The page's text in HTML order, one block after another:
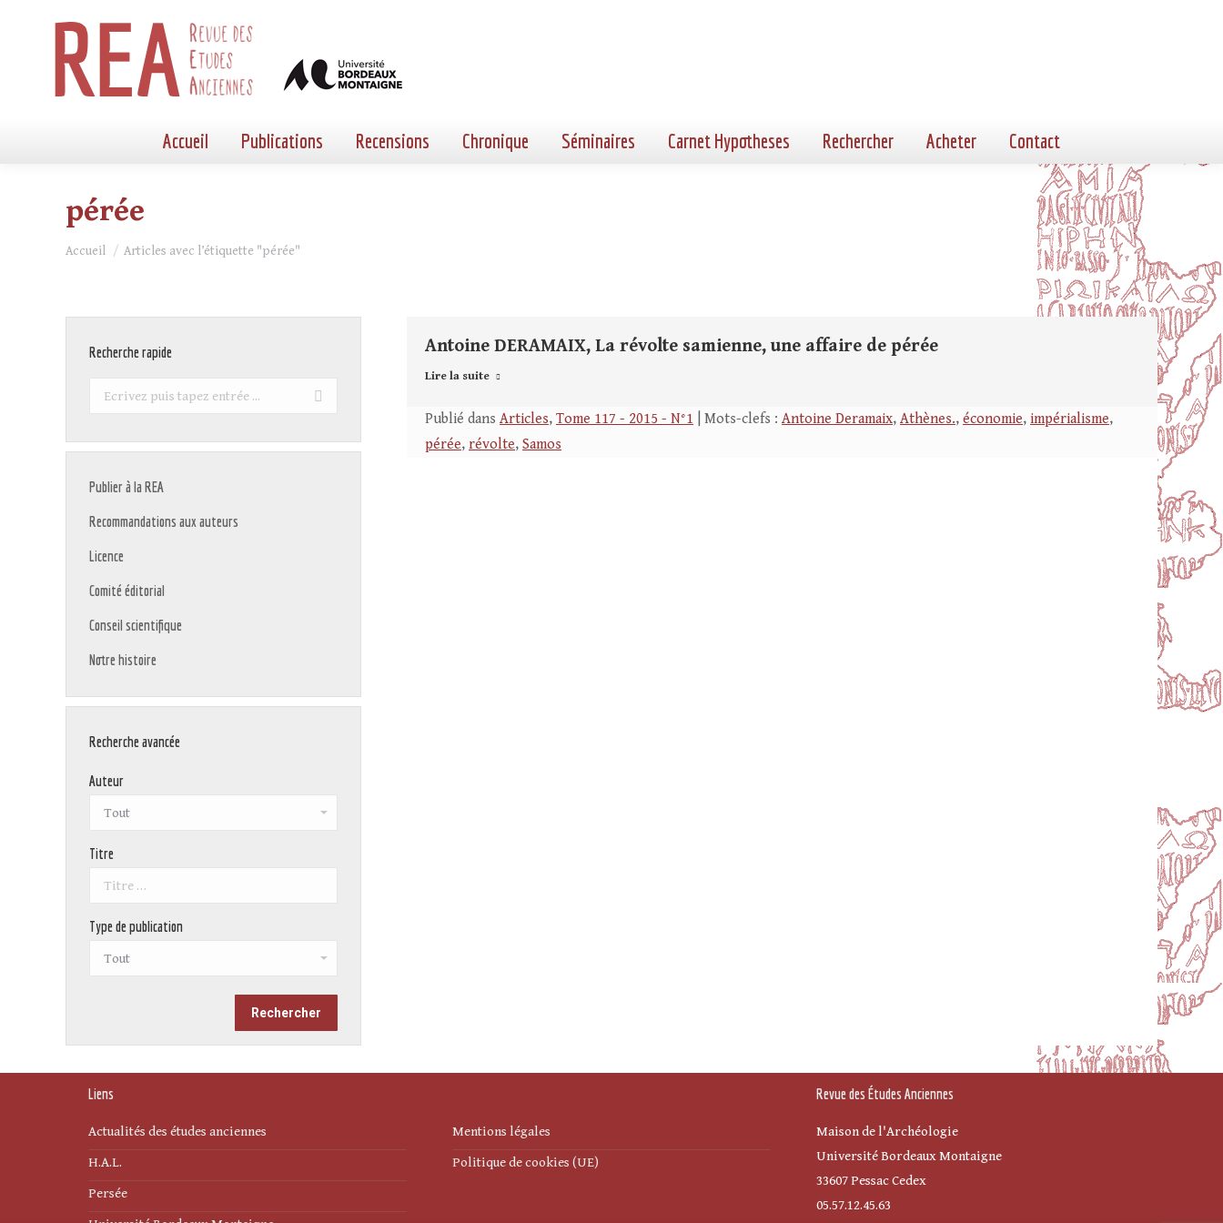
Accueil Publications Recensions Chronique Séminaires Carnet Hypotheses Rechercher Acheter Contact
pérée
Vous êtes ici :
Accueil Articles avec l’étiquette "pérée"
Antoine DERAMAIX, La révolte samienne, une affaire de pérée
Lire la suite
Publié dans Articles, Tome 117 - 2015 - N°1 | Mots-clefs : Antoine Deramaix, Athènes., économie, impérialisme,
pérée, révolte, Samos
Recherche rapide
Recherche
Publier à la REA
Recommandations aux auteurs
Licence
Comité éditorial
Conseil scientifique
Notre histoire
Recherche avancée
Auteur
Titre
Type de publication
Liens
Actualités des études anciennes
H.A.L.
Persée
Mentions légales
Politique de cookies (UE)
Revue des Études Anciennes
Maison de l'Archéologie
Université Bordeaux Montaigne
33607 Pessac Cedex
05.57.12.45.63